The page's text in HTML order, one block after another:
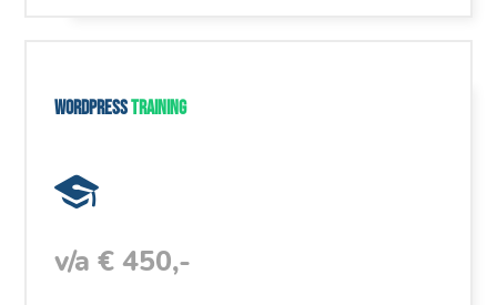
WordPresstraining
v/a € 450,-